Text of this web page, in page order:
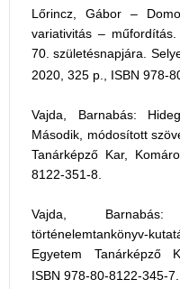
Lőrincz, Gábor –
variativitás –
70. születésnapjára.
2020, 325 p., ISBN 978-
Vajda, Barnabás:
Második, módosított
Tanárképző Kar,
8122-351-8.
Vajda, Barnabás:
Egyetem Tanárképző
ISBN 978-80-8122-345-7.